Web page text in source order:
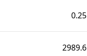
0.25
2989.6